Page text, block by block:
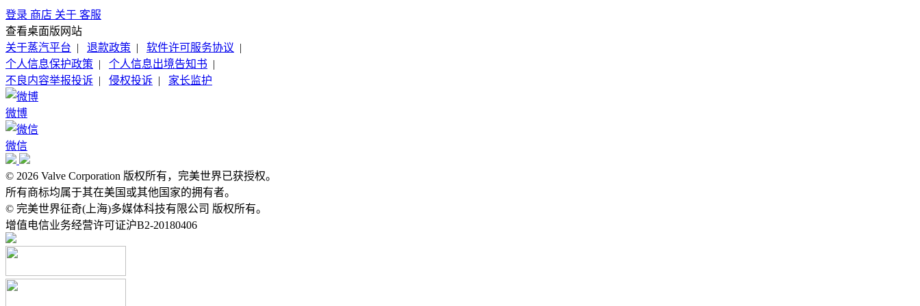
登录 商店 关于 客服
查看桌面版网站
关于蒸汽平台 | 退款政策 | 软件许可服务协议 |
个人信息保护政策 | 个人信息出境告知书 |
不良内容举报投诉 | 侵权投诉 | 家长监护
微博
微信
© 2026 Valve Corporation 版权所有，完美世界已获授权。
所有商标均属于其在美国或其他国家的拥有者。
© 完美世界征奇(上海)多媒体科技有限公司 版权所有。
增值电信业务经营许可证沪B2-20180406